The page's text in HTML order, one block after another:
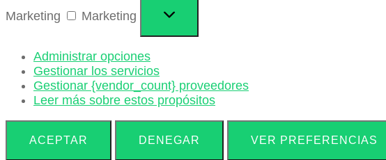
Marketing Marketing
Administrar opciones
Gestionar los servicios
Gestionar {vendor_count} proveedores
Leer más sobre estos propósitos
ACEPTAR DENEGAR VER PREFERENCIAS